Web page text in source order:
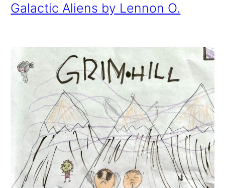
Galactic Aliens by Lennon O.